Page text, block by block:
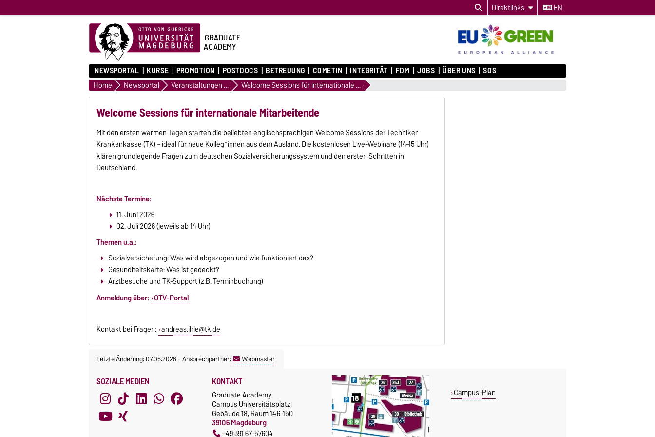
Direktlinks EN
GRADUATE
ACADEMY
NEWSPORTAL KURSE PROMOTION POSTDOCS BETREUUNG COMETIN INTEGRITÄT FDM JOBS ÜBER UNS SOS
Home Newsportal Veranstaltungen überregional & online Welcome Sessions für internationale Mitarbeitende
Welcome Sessions für internationale Mitarbeitende
Mit den ersten warmen Tagen starten die beliebten englischsprachigen Welcome Sessions der Techniker
Krankenkasse (TK) – ideal für neue Kolleg*innen aus dem Ausland. Die kostenlosen Live-Webinare (14–15 Uhr)
klären grundlegende Fragen zum deutschen Sozialversicherungssystem und den ersten Schritten in
Deutschland.
Nächste Termine:
11. Juni 2026
02. Juli 2026 (jeweils ab 14 Uhr)
Themen u.a.:
Sozialversicherung: Was wird abgezogen und wie funktioniert das?
Gesundheitskarte: Was ist gedeckt?
Arztbesuche und TK-Support (z.B. Terminbuchung)
Anmeldung über: OTV-Portal
Kontakt bei Fragen: andreas.ihle@tk.de
Letzte Änderung: 07.05.2026-Ansprechpartner: Webmaster
SOZIALE MEDIEN KONTAKT
Graduate Academy
Campus Universitätsplatz
Gebäude 18, Raum 146-150
39106 Magdeburg
+49 391 67-57604
Campus-Plan